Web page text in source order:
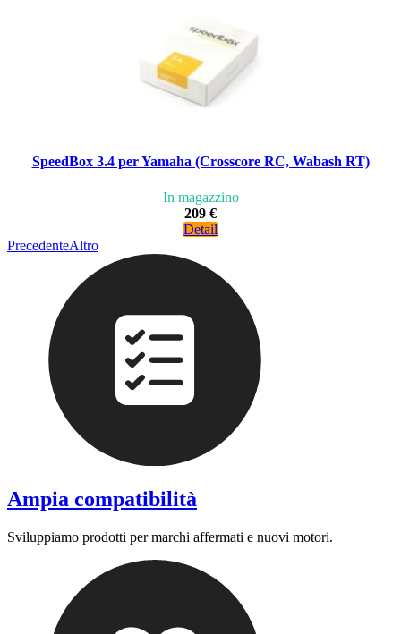
SpeedBox 3.4 per Yamaha (Crosscore RC, Wabash RT)
In magazzino
209 €
Detail
PrecedenteAltro
Ampia compatibilità
Sviluppiamo prodotti per marchi affermati e nuovi motori.